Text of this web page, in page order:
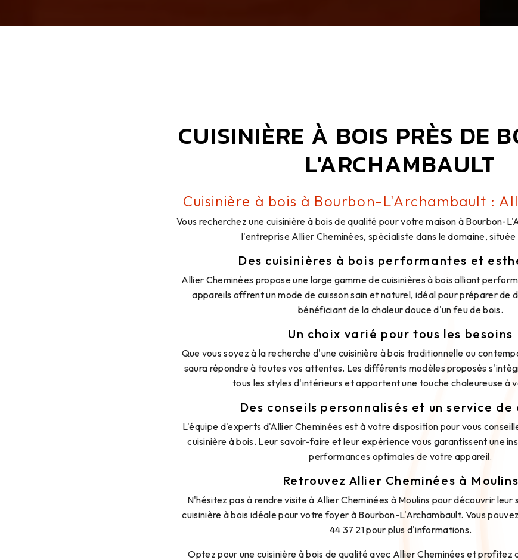
CUISINIÈRE À BOIS PRÈS DE
L'ARCHAMBAULT
Cuisinière à bois à Bourbon-L'Archambault :
Vous recherchez une cuisinière à bois de qualité pour votre maison à Bourbon-
l'entreprise Allier Cheminées, spécialiste dans le domaine, située
Des cuisinières à bois performantes et
Allier Cheminées propose une large gamme de cuisinières à bois alliant
appareils offrent un mode de cuisson sain et naturel, idéal pour préparer de
bénéficiant de la chaleur douce d'un feu de bois.
Un choix varié pour tous les besoins
Que vous soyez à la recherche d'une cuisinière à bois traditionnelle ou
saura répondre à toutes vos attentes. Les différents modèles proposés
tous les styles d'intérieurs et apportent une touche chaleureuse à
Des conseils personnalisés et un service
L'équipe d'experts d'Allier Cheminées est à votre disposition pour vous
cuisinière à bois. Leur savoir-faire et leur expérience vous garantissent une
performances optimales de votre appareil.
Retrouvez Allier Cheminées à Moulins
N'hésitez pas à rendre visite à Allier Cheminées à Moulins pour découvrir
cuisinière à bois idéale pour votre foyer à Bourbon-L'Archambault. Vous
44 37 21 pour plus d'informations.
Optez pour une cuisinière à bois de qualité avec Allier Cheminées et profitez